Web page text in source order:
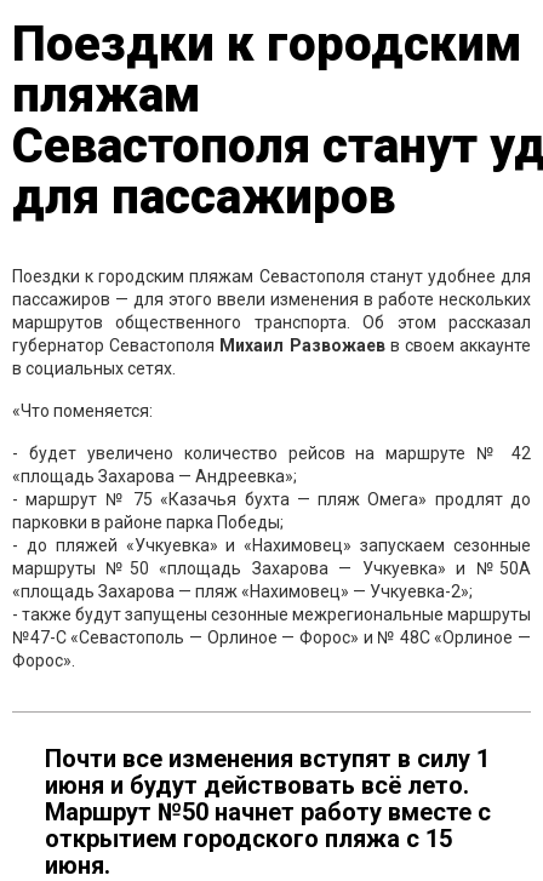
Поездки к городским
пляжам
Севастополя станут
для пассажиров
Поездки к городским пляжам Севастополя станут удобнее для
пассажиров — для этого ввели изменения в работе нескольких
маршрутов общественного транспорта. Об этом рассказал
губернатор Севастополя Михаил Развожаевв своем аккаунте
в социальных сетях.
«Что поменяется:
- будет увеличено количество рейсов на маршруте № 42
«площадь Захарова — Андреевка»;
- маршрут № 75 «Казачья бухта — пляж Омега» продлят до
парковки в районе парка Победы;
- до пляжей «Учкуевка» и «Нахимовец» запускаем сезонные
маршруты №50 «площадь Захарова — Учкуевка» и №50А
«площадь Захарова — пляж «Нахимовец» — Учкуевка-2»;
- также будут запущены сезонные межрегиональные маршруты
№47-С «Севастополь — Орлиное — Форос» и № 48С «Орлиное —
Форос».
Почти все изменения вступят в силу 1
июня и будут действовать всё лето.
Маршрут №50 начнет работу вместе с
открытием городского пляжа с 15
июня.